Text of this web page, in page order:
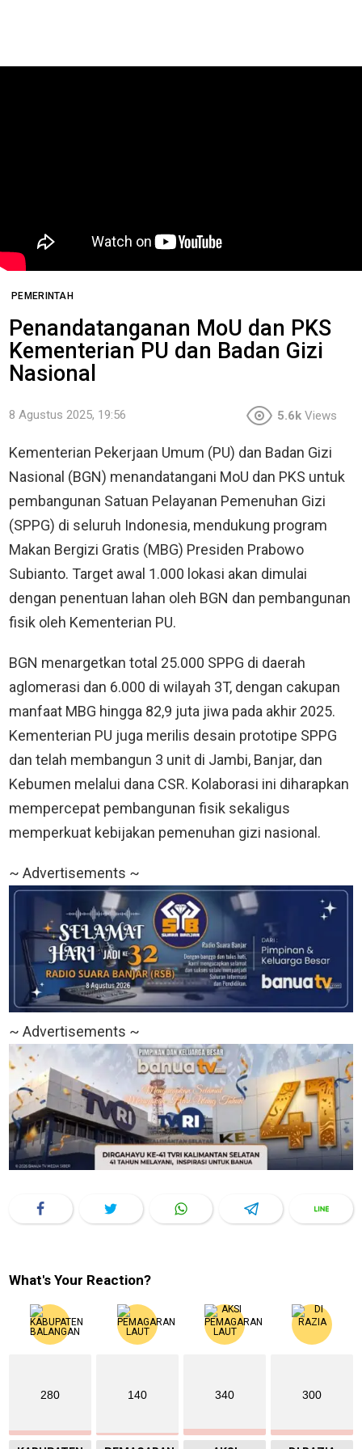
PEMERINTAH
Penandatanganan MoU dan PKS
Kementerian PU dan Badan Gizi
Nasional
8 Agustus 2025, 19:56 5.6k Views
Kementerian Pekerjaan Umum (PU) dan Badan Gizi
Nasional (BGN) menandatangani MoU dan PKS untuk
pembangunan Satuan Pelayanan Pemenuhan Gizi
(SPPG) di seluruh Indonesia, mendukung program
Makan Bergizi Gratis (MBG) Presiden Prabowo
Subianto. Target awal 1.000 lokasi akan dimulai
dengan penentuan lahan oleh BGN dan pembangunan
fisik oleh Kementerian PU.
BGN menargetkan total 25.000 SPPG di daerah
aglomerasi dan 6.000 di wilayah 3T, dengan cakupan
manfaat MBG hingga 82,9 juta jiwa pada akhir 2025.
Kementerian PU juga merilis desain prototipe SPPG
dan telah membangun 3 unit di Jambi, Banjar, dan
Kebumen melalui dana CSR. Kolaborasi ini diharapkan
mempercepat pembangunan fisik sekaligus
memperkuat kebijakan pemenuhan gizi nasional.
~ Advertisements ~
~ Advertisements ~
What's Your Reaction?
280 140 340 300